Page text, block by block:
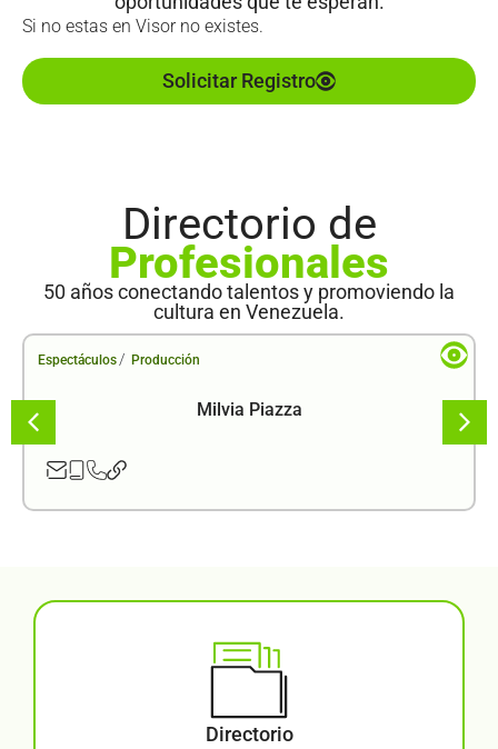
Si no estas en Visor no existes.
Solicitar Registro
Directorio de
Profesionales
50 años conectando talentos y promoviendo la
cultura en Venezuela.
Espectáculos / Producción
Milvia Piazza
Directorio